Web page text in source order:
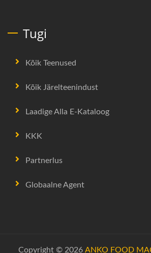
Tugi
Kõik Teenused
Kõik Järelteenindust
Laadige Alla E-Kataloog
KKK
Partnerlus
Globaalne Agent
Copyright © 2026 ANKO FOOD